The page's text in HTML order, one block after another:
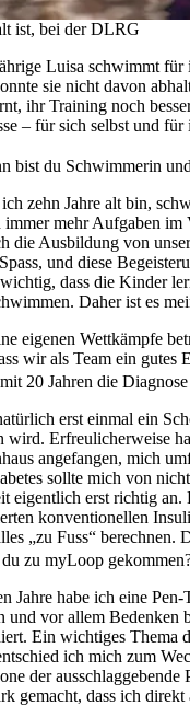
ist, bei der DLRG
Luisa schwimmt für
sie nicht davon
ihr Training noch
– für sich selbst und für
bist du Schwimmerin
ich zehn Jahre alt bin,
immer mehr Aufgaben im
die Ausbildung von
und diese
dass die Kinder
Daher ist es
eigenen Wettkämpfe
wir als Team ein
20 Jahren die
erst einmal ein
wird. Erfreulicherweise
angefangen, mich
sollte mich von
eigentlich erst richtig an.
konventionellen
„zu Fuss“
zu myLoop
Jahre habe ich eine
und vor allem Bedenken
Ein wichtiges Thema
ich mich zum
der
gemacht, dass ich